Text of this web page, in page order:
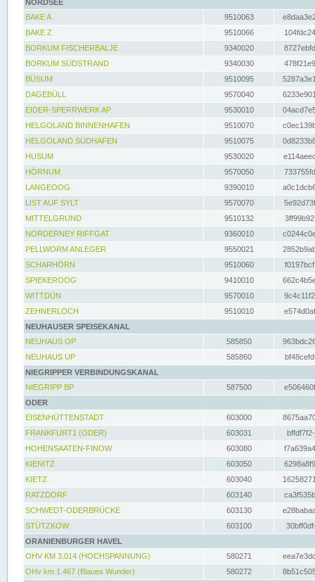
NORDSEE
BAKE A
9510063
BAKE Z
9510066
BORKUM FISCHERBALJE
9340020
BORKUM SÜDSTRAND
9340030
BÜSUM
9510095
DAGEBÜLL
9570040
EIDER-SPERRWERK AP
9530010
HELGOLAND BINNENHAFEN
9510070
HELGOLAND SÜDHAFEN
9510075
HUSUM
9530020
HÖRNUM
9570050
LANGEOOG
9390010
LIST AUF SYLT
9570070
MITTELGRUND
9510132
NORDERNEY RIFFGAT
9360010
PELLWORM ANLEGER
9550021
SCHARHÖRN
9510060
SPIEKEROOG
9410010
WITTDÜN
9570010
ZEHNERLOCH
9510010
NEUHAUSER SPEISEKANAL
NEUHAUS OP
585850
NEUHAUS UP
585860
NIEGRIPPER VERBINDUNGSKANAL
NIEGRIPP BP
587500
ODER
EISENHÜTTENSTADT
603000
FRANKFURT1 (ODER)
603031
HOHENSAATEN-FINOW
603080
KIENITZ
603050
KIETZ
603040
RATZDORF
603140
SCHWEDT-ODERBRÜCKE
603130
STÜTZKOW
603100
ORANIENBURGER HAVEL
OHV KM 3.014 (HOCHSPANNUNG)
580271
OHv km 1.467 (Blaues Wunder)
580272